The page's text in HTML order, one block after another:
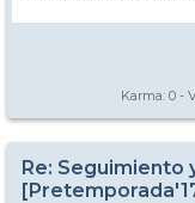
Karma: 0 -
Re: Seguimiento